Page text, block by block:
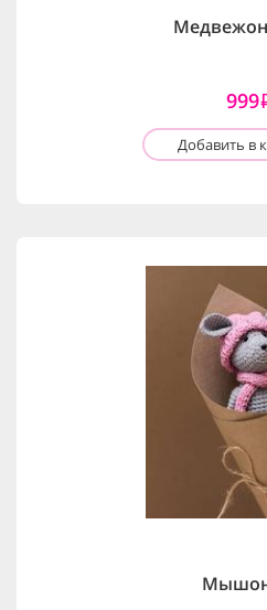
999
Добавить в